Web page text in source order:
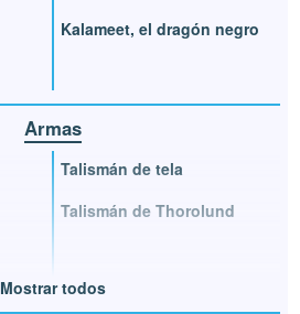
Kalameet, el dragón negro
Armas
Talismán de tela
Talismán de Thorolund
Mostrar todos